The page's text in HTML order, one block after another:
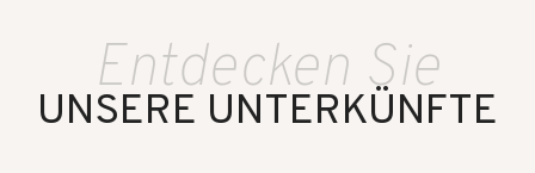
UNSERE UNTERKÜNFTE
Entdecken Sie